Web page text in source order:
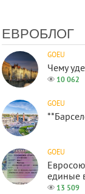
ЕВРОБЛОГ
GOEU
Чему
10 062
GOEU
GOEU
единые
13 509